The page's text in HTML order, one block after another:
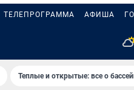
ТЕЛЕПРОГРАММА АФИША
Теплые и открытые: все о